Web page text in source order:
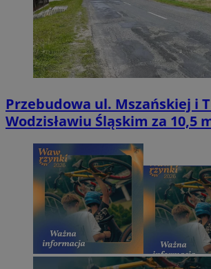
Przebudowa ul. Mszańskiej i
Wodzisławiu Śląskim za 10,5